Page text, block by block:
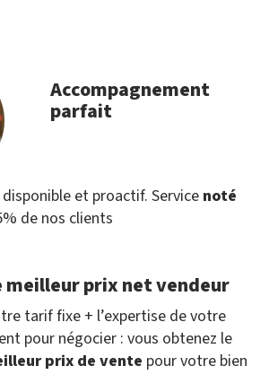
Accompagnement
parfait
et proactif. Service noté
de nos clients
meilleur prix net vendeur
tarif fixe + l’expertise de votre
pour négocier : vous obtenez le
prix de vente pour votre bien